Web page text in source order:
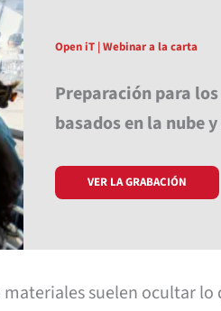
Open iT | Webinar a la carta
Preparación para
basados en la nube y
VER LA GRABACIÓN
materiales suelen ocultar lo